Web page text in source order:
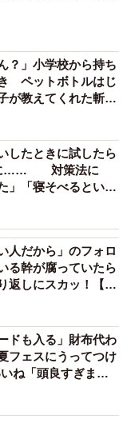
ツと新聞紙で簡易
？」小学校から持ち
ペットボトルはじ
が教えてくれた斬新
したときに試したら
に…… 対策法に
」「寝そべるといい
人だから」のフォロ
る幹が腐っていたら
返しにスカッ！【漫
ドも入る」財布代わ
ェスにうってつけ
ね「頭良すぎま